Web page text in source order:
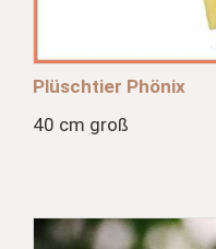
Plüschtier Phönix
40 cm groß